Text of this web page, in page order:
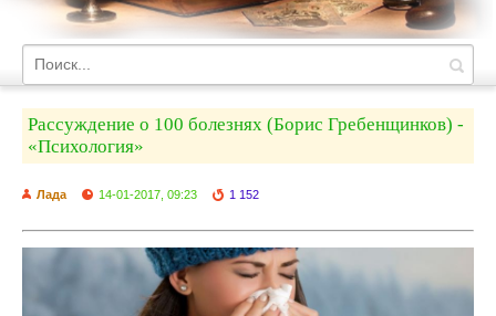
Рассуждение о 100 болезнях (Борис Гребенщинков) -
«Психология»
Лада 14-01-2017, 09:23 1 152